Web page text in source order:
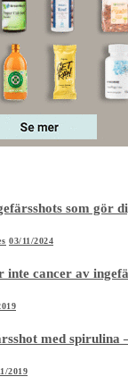
som gör
03/11/2024
inte cancer av
med spirulina
2019